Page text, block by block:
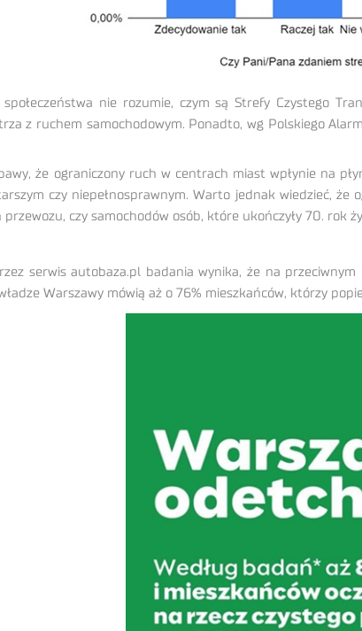
nie rozumie, czym są Strefy Czystego
z ruchem samochodowym. Ponadto, wg Polskiego
że ograniczony ruch w centrach miast wpłynie na
czy niepełnosprawnym. Warto jednak wiedzieć,
czy samochodów osób, które ukończyły 70. rok
serwis autobaza.pl badania wynika, że na
Warszawy mówią aż o 76% mieszkańców, którzy